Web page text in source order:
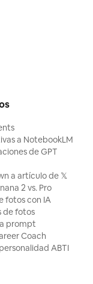
a NotebookLM
de GPT
a artículo de 𝕏
2 vs. Pro
fotos con IA
de fotos
prompt
Coach
ABTI